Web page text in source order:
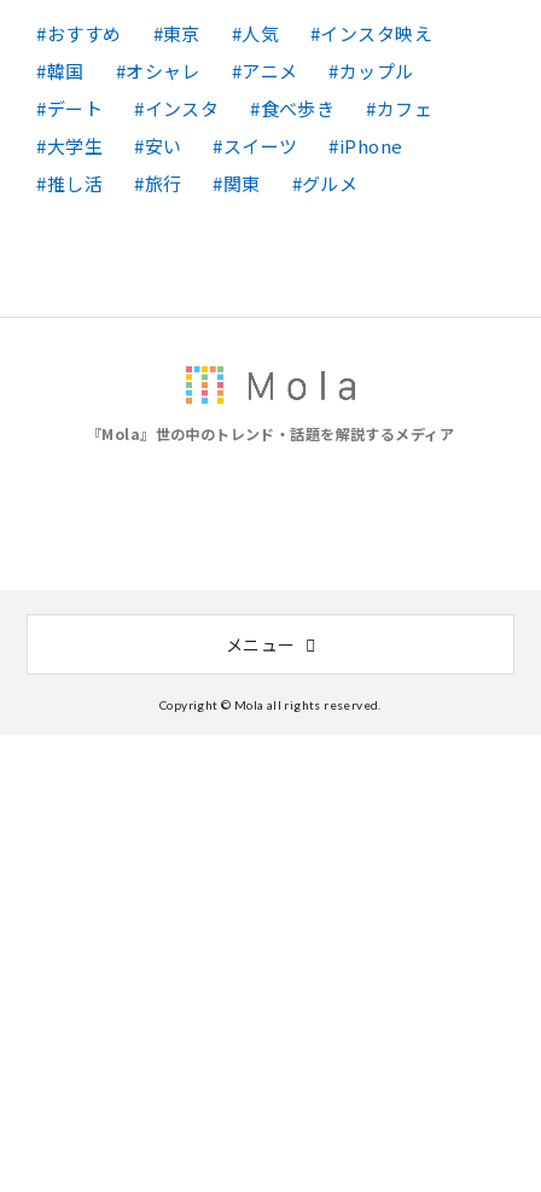
おすすめ 東京 人気
インスタ映え
韓国
オシャレ アニメ
カップル
デート
インスタ 食べ歩き
カフェ
大学生
安い スイーツ
iPhone
推し活
旅行 関東 グルメ
『Mola』世の中のトレンド・話題を解説するメディア
メニュー
Copyright © Mola all rights reserved.